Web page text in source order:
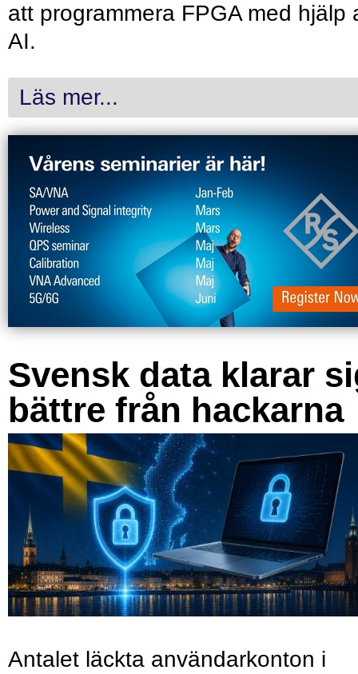
att programmera FPGA med hjälp
AI.
Läs mer...
Svensk data klarar
bättre från hackarna
Antalet läckta användarkonton i